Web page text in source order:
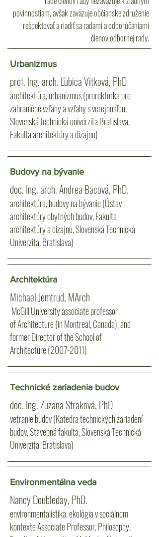
povinnostiam, avšak zaväzuje občianske združenie
rešpektovať a riadiť sa radami a odporúčaniami
členov odbornej rady.
Urbanizmus
prof. Ing. arch. Ľubica Vitková, PhD
architektúra, urbanizmus (prorektorka pre
zahraničné vzťahy a vzťahy s verejnosťou,
Slovenská technická univerzita Bratislava,
Fakulta architektúry a dizajnu)
Budovy na bývanie
doc. Ing. arch. Andrea Bacová, PhD.
architektúra, budovy na bývanie (Ústav
architektúry obytných budov, Fakulta
architektúry a dizajnu, Slovenská Technická
Univerzita, Bratislava)
Architektúra
Michael Jemtrud, MArch
McGill Universityassociate professor
ofArchitecture(in Montreal, Canada), and
former Director of theSchool of
Architecture(2007-2011)
Technické zariadenia budov
doc. Ing. Zuzana Straková, PhD
vetranie budov (Katedra technických zariadení
budov, Stavebná fakulta, Slovenská Technická
Univerzita, Bratislava)
Environmentálna veda
Nancy Doubleday, PhD.
environmentalistika, ekológia v sociálnom
kontexte Associate Professor, Philosophy,